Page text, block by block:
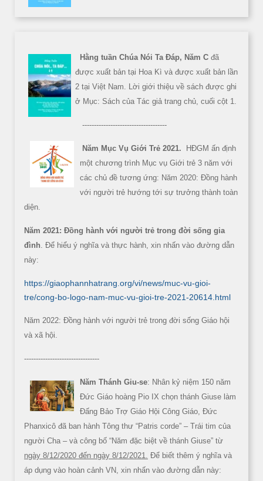
Hằng tuần Chúa Nói Ta Đáp, Năm C đã
được xuất bản tại Hoa Kì và được xuất bản lần
2 tại Việt Nam. Lời giới thiệu về sách được ghi
ở Mục: Sách của Tác giả trang chủ, cuối cột 1.
------------------------------------
Năm Mục Vụ Giới Trẻ 2021.
HĐGM ấn định
một chương trình Mục vụ Giới trẻ 3 năm với
các chủ đề tương ứng: Năm 2020: Đồng hành
với người trẻ hướng tới sự trưởng thành toàn
diện.
Năm 2021: Đồng hành với người trẻ trong đời sống gia
đình. Để hiểu ý nghĩa và thực hành, xin nhấn vào đường dẫn
này:
https://giaophannhatrang.org/vi/news/muc-vu-gioi-
tre/cong-bo-logo-nam-muc-vu-gioi-tre-2021-20614.html
Năm 2022: Đồng hành với người trẻ trong đời sống Giáo hội
và xã hội.
--------------------------------
Năm Thánh Giu-se: Nhân kỷ niệm 150 năm
Đức Giáo hoàng Pio IX chọn thánh Giuse làm
Đấng Bảo Trợ Giáo Hội Công Giáo, Đức
Phanxicô đã ban hành Tông thư “Patris corde” – Trái tim của
người Cha – và công bố “Năm đặc biệt về thánh Giuse” từ
ngày 8/12/2020 đến ngày 8/12/2021. Để biết thêm ý nghĩa và
áp dụng vào hoàn cảnh VN, xin nhấn vào đường dẫn này: